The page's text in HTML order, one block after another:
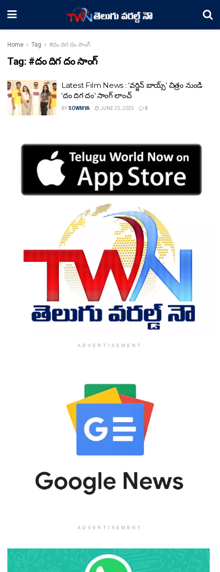
Home Tag #దం దిగ దం సాంగ్
Tag: #దం దిగ దం సాంగ్
Latest Film News : ‘వర్జిన్ బాయ్స్’ చిత్రం నుండి
‘దం దిగ దం’ సాంగ్ లాంచ్
BY SOWMYA JUNE 25, 2025 0
ADVERTISEMENT
ADVERTISEMENT